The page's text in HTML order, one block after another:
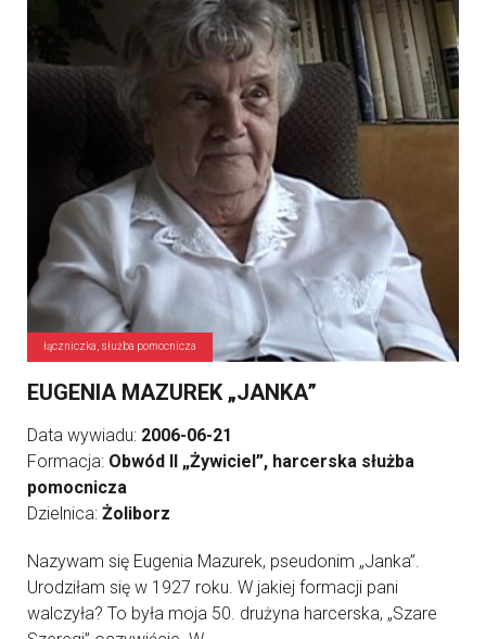
łączniczka, służba pomocnicza
EUGENIA MAZUREK „JANKA”
Data wywiadu: 2006-06-21
Formacja: Obwód II „Żywiciel”, harcerska służba
pomocnicza
Dzielnica: Żoliborz
Nazywam się Eugenia Mazurek, pseudonim „Janka”.
Urodziłam się w 1927 roku. W jakiej formacji pani
walczyła? To była moja 50. drużyna harcerska, „Szare